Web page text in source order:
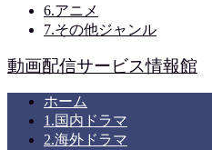
6.アニメ
7.その他ジャンル
動画配信サービス情報館
ホーム
1.国内ドラマ
2.海外ドラマ